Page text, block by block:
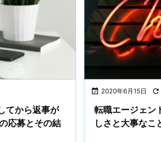
てから返事が
応募とその結
 2020年6月15日 
転職エージェン
しさと大事なこ